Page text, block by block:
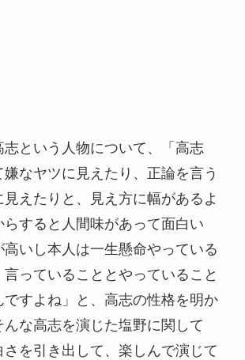
志という人物について、「高志
なヤツに見えたり、正論を言う
えたりと、見え方に幅があるよ
らすると人間味があって面白い
高いし本人は一生懸命やっている
っていることとやっていること
ですよね」と、高志の性格を明か
な高志を演じた塩野に関して
を引き出して、楽しんで演じて